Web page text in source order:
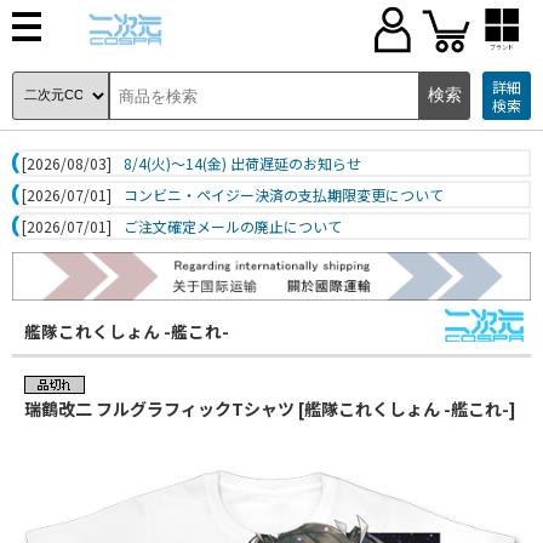
ブランド
詳細
検索
[2026/08/03]
8/4(火)～14(金) 出荷遅延のお知らせ
[2026/07/01]
コンビニ・ペイジー決済の支払期限変更について
[2026/07/01]
ご注文確定メールの廃止について
艦隊これくしょん -艦これ-
瑞鶴改二 フルグラフィックTシャツ [艦隊これくしょん -艦これ-]